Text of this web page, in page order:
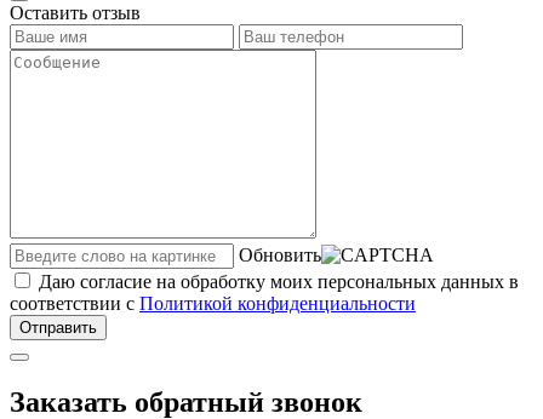
Оставить отзыв
Обновить
Даю согласие на обработку моих персональных данных в
соответствии с Политикой конфиденциальности
Отправить
Заказать обратный звонок